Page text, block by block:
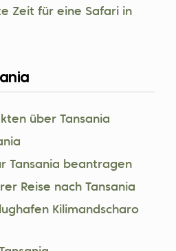
Zeit für eine Safari in
über Tansania
Tansania beantragen
Reise nach Tansania
Kilimandscharo